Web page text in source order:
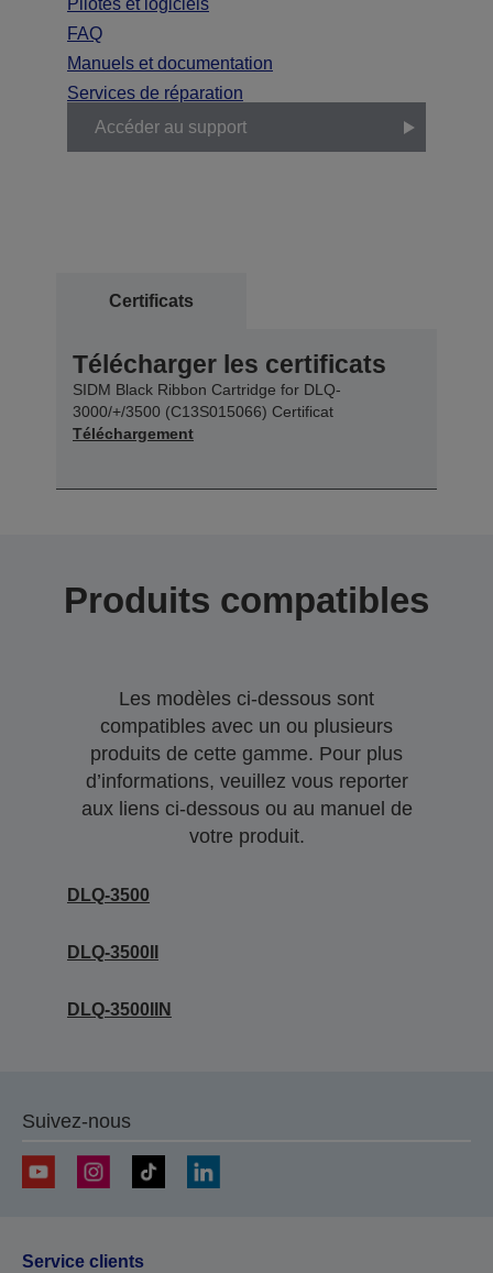
Pilotes et logiciels
FAQ
Manuels et documentation
Services de réparation
Accéder au support
Certificats
Télécharger les certificats
SIDM Black Ribbon Cartridge for DLQ-
3000/+/3500 (C13S015066) Certificat
Téléchargement
Produits compatibles
Les modèles ci-dessous sont
compatibles avec un ou plusieurs
produits de cette gamme. Pour plus
d’informations, veuillez vous reporter
aux liens ci-dessous ou au manuel de
votre produit.
DLQ-3500
DLQ-3500II
DLQ-3500IIN
Suivez-nous
Service clients